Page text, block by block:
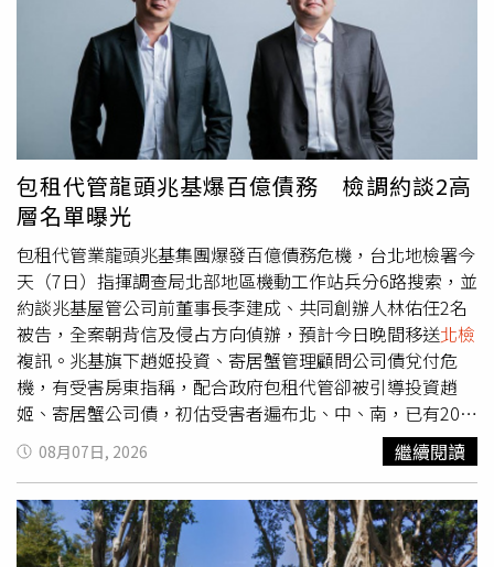
2000萬元檢舉獎金，檢舉人身分可保密，唯有人人勇於檢
舉，才能真正杜絕不法，共創乾淨選風。
合理來源，在去年12月26日偵結起訴求刑14年。移審台北
地院7個多月以來，鄭亦麟首度出庭表示，他2020年4月離
開經濟部轉任外商公司投資經理期間，因協助新加坡公司尋
找台灣合作夥伴，才認識東煒建設董座父子陳健盛、陳冠
滔，但陳姓父子不知道他在2020年11月之後回任公職。鄭
亦麟說他從未施壓，只跟台電問過東煒建設的投資案有無電
力上升的空間，並表達有機會幫忙一下；至於198萬元，是
因為他當時擔任公職不方便收仲介費，陳冠滔提議以「裝潢
費」名義支付，他沒有相關需求，才會請東煒建設聘用他弟
弟當顧問，198萬元是弟弟付出勞務的報酬。財產來源不明
的部分，鄭亦麟說出社會工作以後，每逢過年爸爸會給2、
30萬元，媽媽也會給幾萬塊的紅包；有次爸爸擔心他北上工
作開銷大，另外給了100萬。
包租代管龍頭兆基爆百億債務 檢調約談2高
層名單曝光
包租代管業龍頭兆基集團爆發百億債務危機，台北地檢署今
天（7日）指揮調查局北部地區機動工作站兵分6路搜索，並
約談兆基屋管公司前董事長李建成、共同創辦人林佑任2名
被告，全案朝背信及侵占方向偵辦，預計今日晚間移送北檢
複訊。兆基旗下趙姬投資、寄居蟹管理顧問公司債兌付危
機，有受害房東指稱，配合政府包租代管卻被引導投資趙
姬、寄居蟹公司債，初估受害者遍布北、中、南，已有200
多位投資人組成自救會傳出李建成今天原定在中南部與投資
人當面協商債務事宜，但投資人陸續接到取消協商的通知，
進一步了解才知道李建成遭檢調帶走，協商會還沒開成就臨
時喊卡。北檢對此證實，檢察官偵辦兆基屋管股份有限公
司、趙姬投資股份有限公司負責人涉嫌侵占、背信等案件，
08月07日, 2026 繼續閱讀